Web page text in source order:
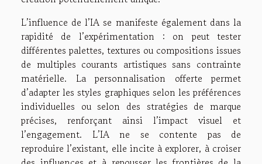
L’influence de l’IA se manifeste également dans la
rapidité de l’expérimentation : on peut tester
différentes palettes, textures ou compositions issues
de multiples courants artistiques sans contrainte
matérielle. La personnalisation offerte permet
d’adapter les styles graphiques selon les préférences
individuelles ou selon des stratégies de marque
précises, renforçant ainsi l’impact visuel et
l’engagement. L’IA ne se contente pas de
reproduire l’existant, elle incite à explorer, à croiser